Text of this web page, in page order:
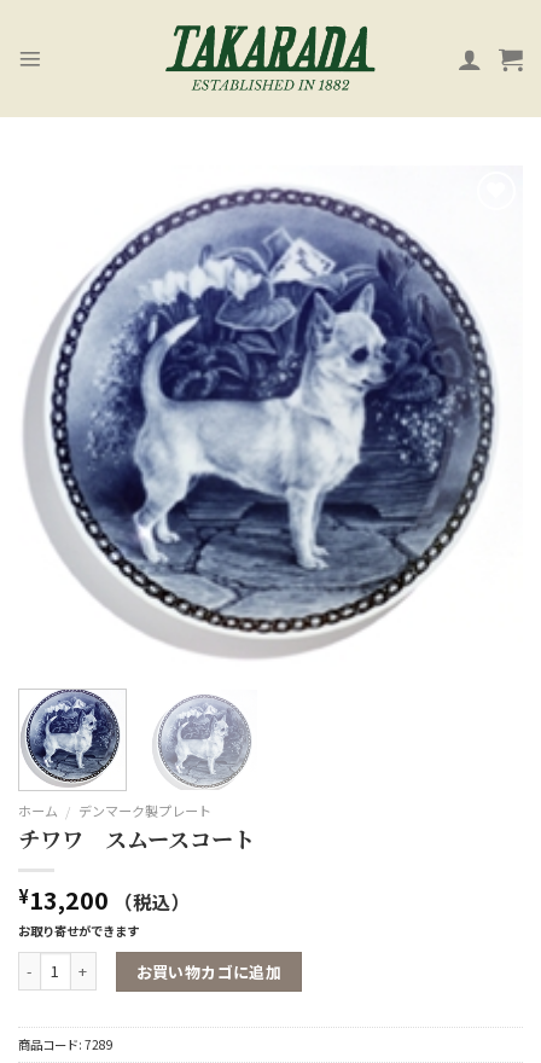
content
ホーム / デンマーク製プレート
チワワ スムースコート
¥13,200 （税込）
お取り寄せができます
チワワ スムースコート個お買い物カゴに追加
商品コード: 7289